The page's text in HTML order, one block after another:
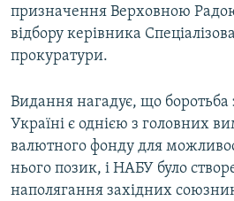
призначення Верховною Радою
відбору керівника
прокуратури.
Видання нагадує, що боротьба
Україні є однією з головних
валютного фонду для
нього позик, і НАБУ було
наполягання західних